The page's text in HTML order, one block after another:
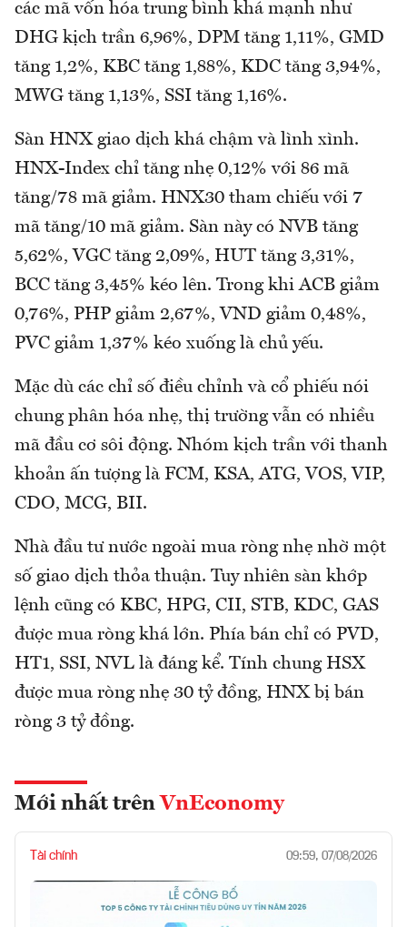
các mã vốn hóa trung bình khá mạnh như
DHG kịch trần 6,96%, DPM tăng 1,11%, GMD
tăng 1,2%, KBC tăng 1,88%, KDC tăng 3,94%,
MWG tăng 1,13%, SSI tăng 1,16%.
Sàn HNX giao dịch khá chậm và lình xình.
HNX-Index chỉ tăng nhẹ 0,12% với 86 mã
tăng/78 mã giảm. HNX30 tham chiếu với 7
mã tăng/10 mã giảm. Sàn này có NVB tăng
5,62%, VGC tăng 2,09%, HUT tăng 3,31%,
BCC tăng 3,45% kéo lên. Trong khi ACB giảm
0,76%, PHP giảm 2,67%, VND giảm 0,48%,
PVC giảm 1,37% kéo xuống là chủ yếu.
Mặc dù các chỉ số điều chỉnh và cổ phiếu nói
chung phân hóa nhẹ, thị trường vẫn có nhiều
mã đầu cơ sôi động. Nhóm kịch trần với thanh
khoản ấn tượng là FCM, KSA, ATG, VOS, VIP,
CDO, MCG, BII.
Nhà đầu tư nước ngoài mua ròng nhẹ nhờ một
số giao dịch thỏa thuận. Tuy nhiên sàn khớp
lệnh cũng có KBC, HPG, CII, STB, KDC, GAS
được mua ròng khá lớn. Phía bán chỉ có PVD,
HT1, SSI, NVL là đáng kể. Tính chung HSX
được mua ròng nhẹ 30 tỷ đồng, HNX bị bán
ròng 3 tỷ đồng.
Mới nhất trên VnEconomy
Tài chính 09:59, 07/08/2026